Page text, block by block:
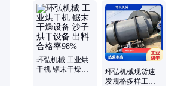
环弘机械 工业烘
干机 锯末干燥设
环弘机械现货速
发规格多样工业